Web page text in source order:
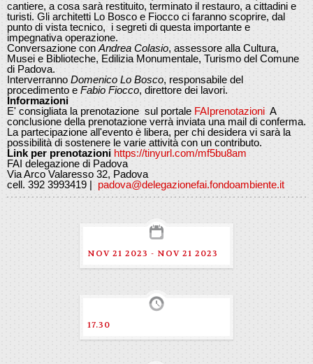
cantiere, a cosa sarà restituito, terminato il restauro, a cittadini e
turisti. Gli architetti Lo Bosco e Fiocco ci faranno scoprire, dal
punto di vista tecnico, i segreti di questa importante e
impegnativa operazione.
Conversazione con Andrea Colasio, assessore alla Cultura,
Musei e Biblioteche, Edilizia Monumentale, Turismo del Comune
di Padova.
Interverranno Domenico Lo Bosco, responsabile del
procedimento e Fabio Fiocco, direttore dei lavori.
Informazioni
E' consigliata la prenotazione sul portale FAIprenotazioni A
conclusione della prenotazione verrà inviata una mail di conferma.
La partecipazione all'evento è libera, per chi desidera vi sarà la
possibilità di sostenere le varie attività con un contributo.
Link per prenotazioni https://tinyurl.com/mf5bu8am
FAI delegazione di Padova
Via Arco Valaresso 32, Padova
cell. 392 3993419 | padova@delegazionefai.fondoambiente.it
NOV 21 2023 - NOV 21 2023
17.30